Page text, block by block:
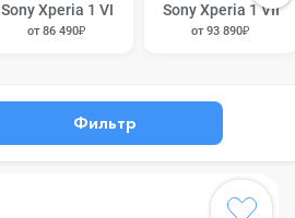
Sony Xperia 1 VI
от 86 490₽
Sony Xperia 1 VII
от 93 890₽
Фильтр